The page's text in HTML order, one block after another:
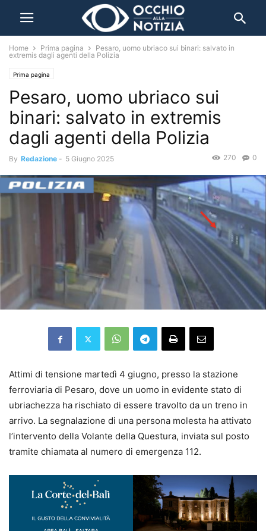
Home Prima pagina
Pesaro, uomo ubriaco sui binari: salvato in
extremis dagli agenti della Polizia
Prima pagina
Pesaro, uomo ubriaco sui
binari: salvato in extremis
dagli agenti della Polizia
By Redazione - 5 Giugno 2025 0
270
Attimi di tensione martedì 4 giugno, presso la stazione
ferroviaria di Pesaro, dove un uomo in evidente stato di
ubriachezza ha rischiato di essere travolto da un treno in
arrivo. La segnalazione di una persona molesta ha attivato
l’intervento della Volante della Questura, inviata sul posto
tramite chiamata al numero di emergenza 112.